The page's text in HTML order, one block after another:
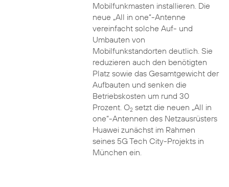
Mobilfunkmasten installieren. Die
neue „All in one“-Antenne
vereinfacht solche Auf- und
Umbauten von
Mobilfunkstandorten deutlich. Sie
reduzieren auch den benötigten
Platz sowie das Gesamtgewicht der
Aufbauten und senken die
Betriebskosten um rund 30
Prozent. O2setzt die neuen „All in
one“-Antennen des Netzausrüsters
Huawei zunächst im Rahmen
seines 5G Tech City-Projekts in
München ein.